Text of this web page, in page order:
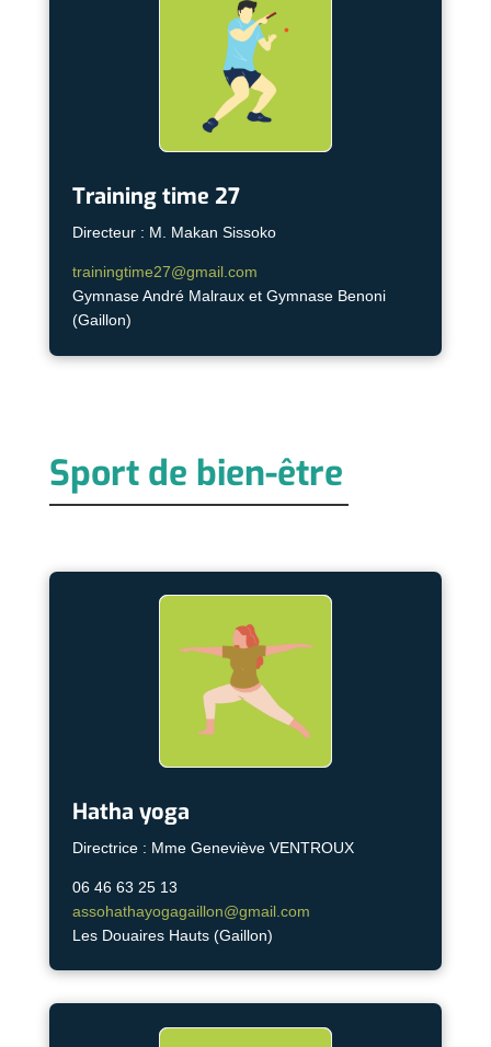
Training time 27
Directeur : M. Makan Sissoko
trainingtime27@gmail.com
Gymnase André Malraux et Gymnase Benoni
(Gaillon)
Sport de bien-être
Hatha yoga
Directrice : Mme Geneviève VENTROUX
06 46 63 25 13
assohathayogagaillon@gmail.com
Les Douaires Hauts (Gaillon)